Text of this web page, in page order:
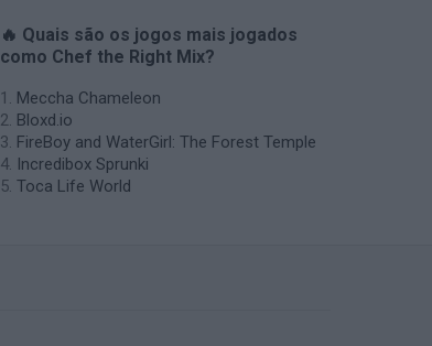
🔥 Quais são os jogos mais jogados
como Chef the Right Mix?
Meccha Chameleon
Bloxd.io
FireBoy and WaterGirl: The Forest Temple
Incredibox Sprunki
Toca Life World